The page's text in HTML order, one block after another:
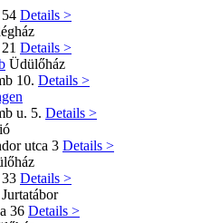
Details >
Details >
Üdülőház
10. Details >
u. 5. Details >
utca 3 Details >
Details >
Jurtatábor
36 Details >